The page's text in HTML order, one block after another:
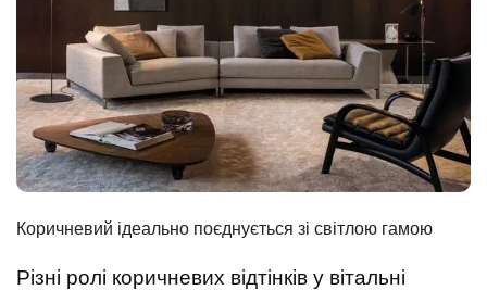
Коричневий ідеально поєднується зі світлою гамою
Різні ролі коричневих відтінків у вітальні